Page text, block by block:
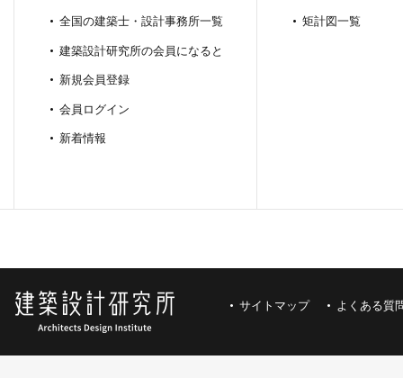
全国の建築士・設計事務所一覧
建築設計研究所の会員になると
新規会員登録
会員ログイン
新着情報
矩計図一覧
サイトマップ よくある質